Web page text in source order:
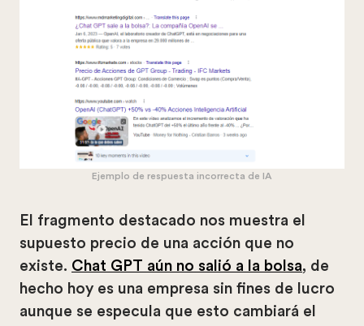
Ejemplo de respuesta incorrecta de IA
El fragmento destacado nos muestra el
supuesto precio de una acción que no
existe. Chat GPT aún no salió a la bolsa, de
hecho hoy es una empresa sin fines de lucro
aunque se especula que esto cambiará el